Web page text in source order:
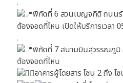
.
พิกัดที่ 6 สวนเบญจกิติ ถนนรั
ต้องจอดที่ไหน เปิดให้บริการเวลา
.
พิกัดที่ 7 สนามบินสุวรรณภูมิ
ต้องจอดที่ไหน
อาคารผู้โดยสาร โซน 2 ถึง โ